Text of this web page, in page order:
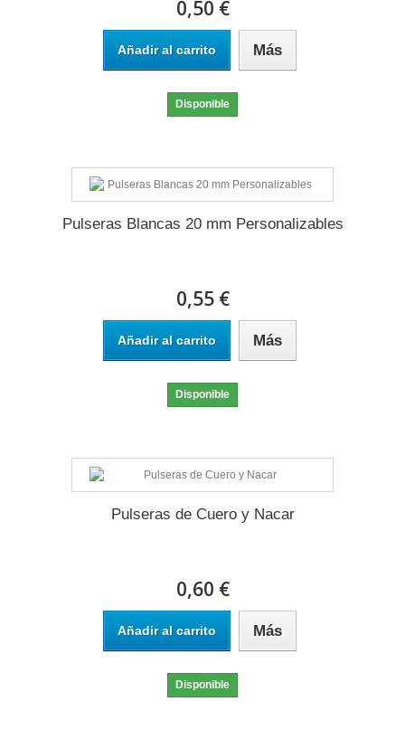
0,50 €
Añadir al carrito Más
Disponible
Pulseras Blancas 20 mm Personalizables
0,55 €
Añadir al carrito Más
Disponible
Pulseras de Cuero y Nacar
0,60 €
Añadir al carrito Más
Disponible